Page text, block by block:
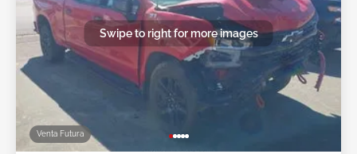
Venta Futura
Swipe to right for more images